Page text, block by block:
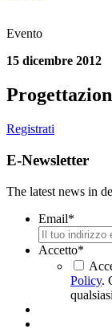
Evento
15 dicembre 2012
Registrati
E-Newsletter
The latest news in
Email*
Accetto*
Policy.